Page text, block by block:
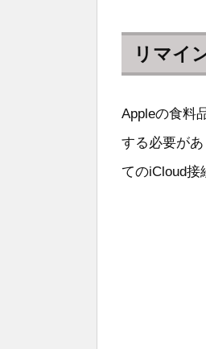
リマイ
Appleの食料
する必要が
てのiCloud接